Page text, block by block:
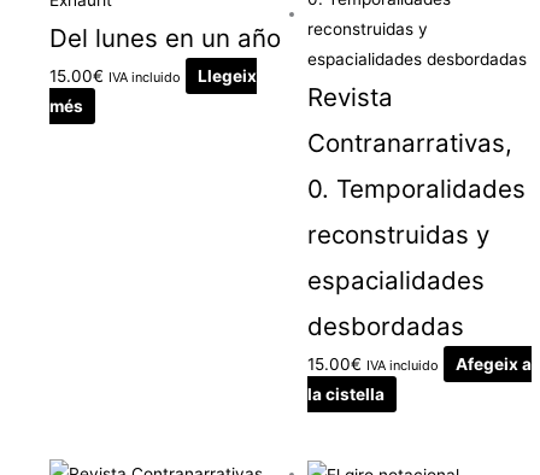
Del lunes en un año
15.00€ IVA incluido
Llegeix
més
Revista
Contranarrativas,
0. Temporalidades
reconstruidas y
espacialidades
desbordadas
15.00€ IVA incluido
Afegeix a
la cistella